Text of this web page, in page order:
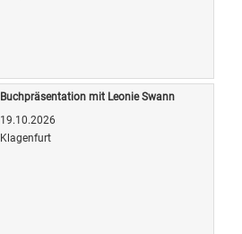
Buchpräsentation mit Leonie Swann
19.10.2026
Klagenfurt